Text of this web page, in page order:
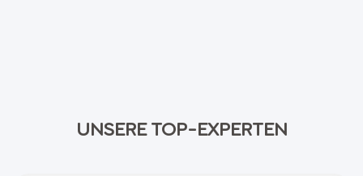
UNSERE TOP-EXPERTEN